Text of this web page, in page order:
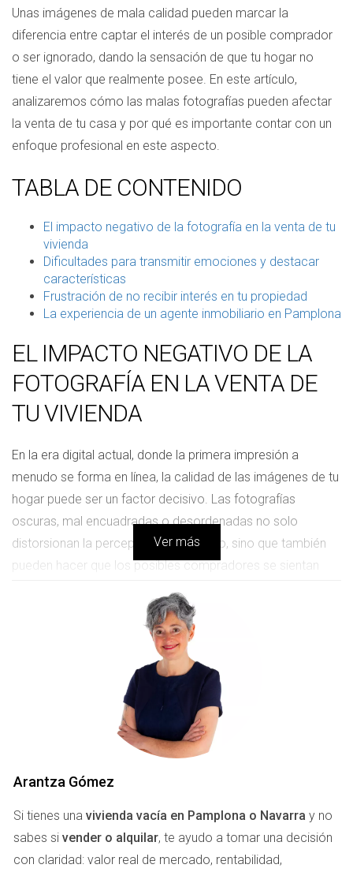
Unas imágenes de mala calidad pueden marcar la
diferencia entre captar el interés de un posible comprador
o ser ignorado, dando la sensación de que tu hogar no
tiene el valor que realmente posee. En este artículo,
analizaremos cómo las malas fotografías pueden afectar
la venta de tu casa y por qué es importante contar con un
enfoque profesional en este aspecto.
TABLA DE CONTENIDO
El impacto negativo de la fotografía en la venta de tu
vivienda
Dificultades para transmitir emociones y destacar
características
Frustración de no recibir interés en tu propiedad
La experiencia de un agente inmobiliario en Pamplona
EL IMPACTO NEGATIVO DE LA
FOTOGRAFÍA EN LA VENTA DE
TU VIVIENDA
En la era digital actual, donde la primera impresión a
menudo se forma en línea, la calidad de las imágenes de tu
hogar puede ser un factor decisivo. Las fotografías
oscuras, mal encuadradas o desordenadas no solo
distorsionan la percepción del espacio, sino que también
pueden hacer que los posibles compradores se sientan
pensar que cualquier fotografía servirá, pero la realidad es
que capturar la esencia de un hogar requiere habilidad y
una visión clara. Si las imágenes no son capaces de
reflejar el verdadero potencial de la vivienda, es probable
que los interesados decidan pasar de largo, dejando tu
propiedad en la invisibilidad del mercado.
DIFICULTADES PARA
TRANSMITIR EMOCIONES Y
DESTACAR CARACTERÍSTICAS
Una de las grandes desventajas de no contar con un
Ver más
Arantza Gómez
Si tienes una vivienda vacía en Pamplona o Navarra y no
sabes si vender o alquilar, te ayudo a tomar una decisión
con claridad: valor real de mercado, rentabilidad,